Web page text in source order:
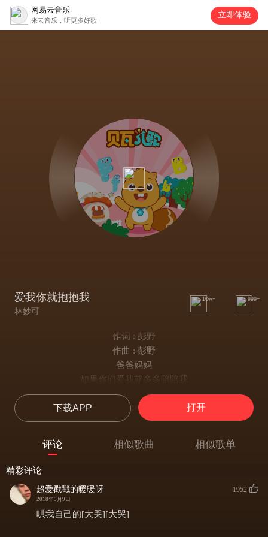
网易云音乐
来云音乐，听更多好歌
立即体验
爱我你就抱抱我
林妙可
10w+ 999+
作词 : 彭野
作曲 : 彭野
爸爸妈妈
如果你们爱我就多多陪陪我
如果你们爱我就多多的亲亲我
如果你们爱我就多多的夸夸我
如果你们爱我就多多的抱抱我
陪陪我亲亲我夸夸我抱抱我
爸爸总是对我说爸爸妈妈最爱我
我却总是搞不懂爱是什么
下载APP 打开
评论 相似歌曲 相似歌单
精彩评论
超爱戳戳的暖暖呀
2018年9月9日
1952
哄我自己的[大哭][大哭]